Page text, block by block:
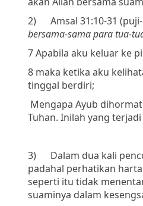
2)
Amsal 31:10-31
bersama-sama para tua-
7 Apabila aku keluar ke
8 maka ketika aku
tinggal berdiri;
Mengapa Ayub
Tuhan. Inilah yang
3) Dalam dua kali
padahal perhatikan
seperti itu tidak
suaminya dalam